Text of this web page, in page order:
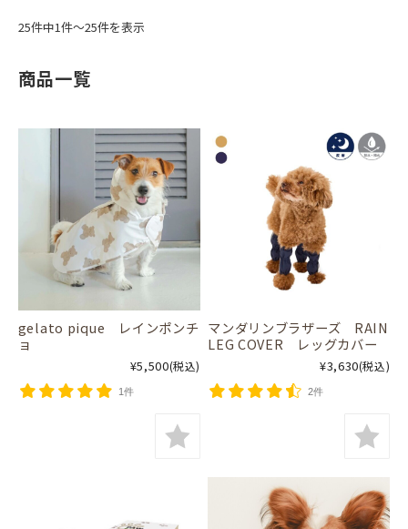
25件中1件～25件を表示
商品一覧
gelato pique レインポンチ
ョ
¥5,500(税込)
1件
マンダリンブラザーズ RAIN
LEG COVER レッグカバー
¥3,630(税込)
2件